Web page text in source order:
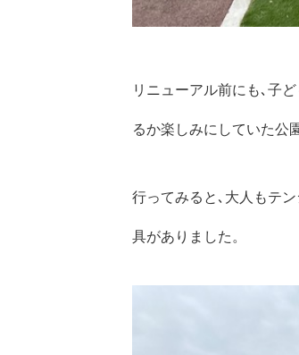
リニューアル前にも､子
るか楽しみにしていた公
行ってみると､大人もテ
具がありました。